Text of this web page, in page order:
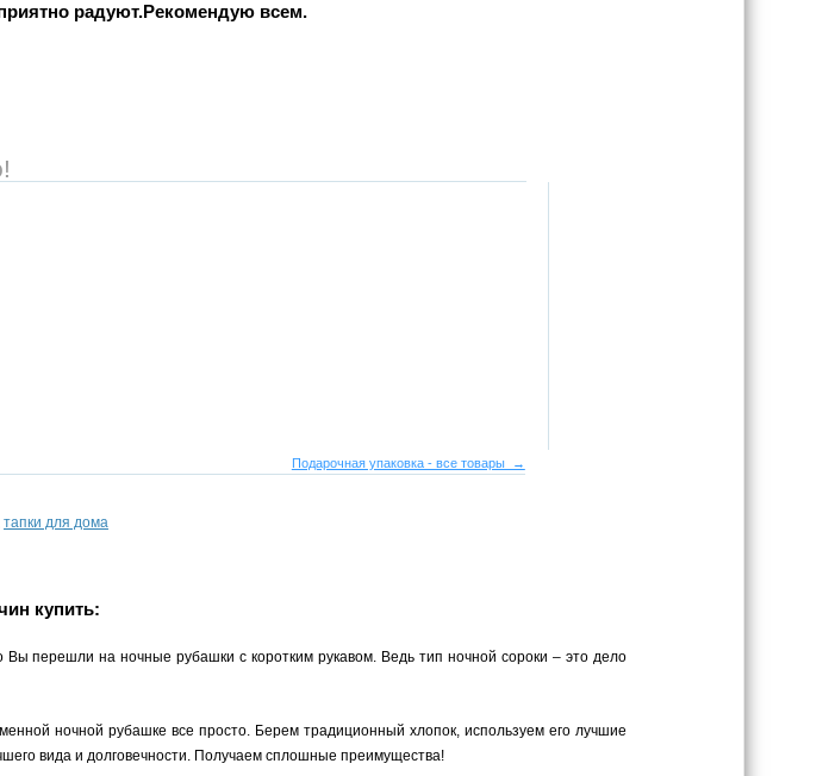
радуют.Рекомендую всем.
Подарочная упаковка - все товары →
тапки для дома
купить:
перешли на ночные рубашки с коротким рукавом. Ведь тип ночной сороки – это дело
ночной рубашке все просто. Берем традиционный хлопок, используем его лучшие
вида и долговечности. Получаем сплошные преимущества!